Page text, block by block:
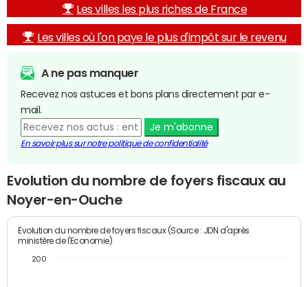
Les villes les plus riches de France
Les villes où l'on paye le plus d'impôt sur le revenu
A ne pas manquer
Recevez nos astuces et bons plans directement par e-
mail.
Je m'abonne
En savoir plus sur notre politique de confidentialité
Evolution du nombre de foyers fiscaux au
Noyer-en-Ouche
Evolution du nombre de foyers fiscaux (Source : JDN d'après
ministère de l'Economie)
200